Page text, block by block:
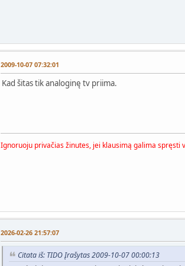
2009-10-07 07:32:01
Kad šitas tik analoginę tv priima.
Ignoruoju privačias žinutes, jei klausimą galima spręsti
2026-02-26 21:57:07
Citata iš: TIDO Įrašytas 2009-10-07 00:00:13